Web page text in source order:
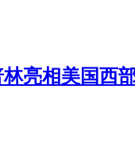
亮相美国西